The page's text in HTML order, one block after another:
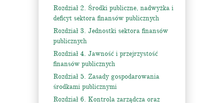
Rozdział 2. Środki publiczne, nadwyżka i
deficyt sektora finansów publicznych
Rozdział 3. Jednostki sektora finansów
publicznych
Rozdział 4. Jawność i przejrzystość
finansów publicznych
Rozdział 5. Zasady gospodarowania
środkami publicznymi
Rozdział 6. Kontrola zarządcza oraz